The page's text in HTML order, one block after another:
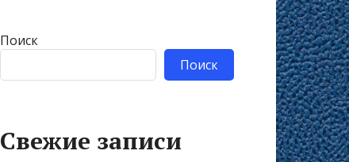
Поиск
Поиск
Свежие записи